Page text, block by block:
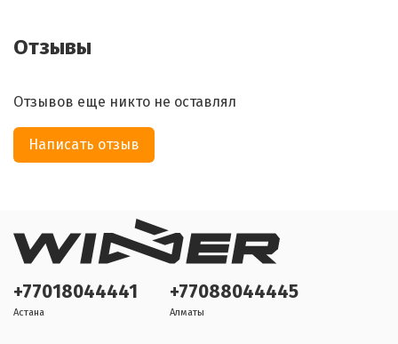
Отзывы
Отзывов еще никто не оставлял
Написать отзыв
+77018044441
Астана
+77088044445
Алматы